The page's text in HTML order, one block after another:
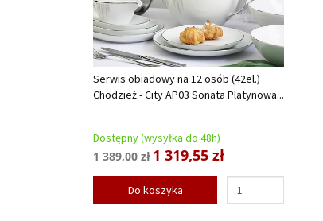
Serwis obiadowy na 12 osób (42el.)
Chodzież - City AP03 Sonata Platynowa...
Dostępny (wysyłka do 48h)
1 389,00 zł 1 319,55 zł
Do koszyka